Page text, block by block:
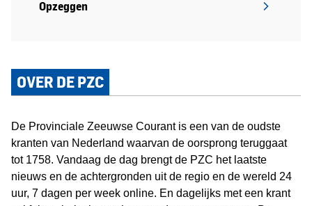
Opzeggen
OVER DE PZC
De Provinciale Zeeuwse Courant is een van de oudste
kranten van Nederland waarvan de oorsprong teruggaat
tot 1758. Vandaag de dag brengt de PZC het laatste
nieuws en de achtergronden uit de regio en de wereld 24
uur, 7 dagen per week online. En dagelijks met een krant